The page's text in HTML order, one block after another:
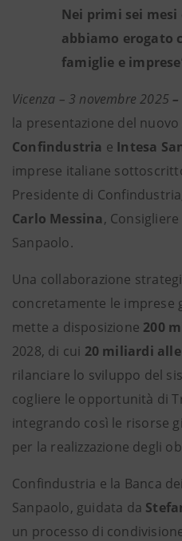
Nei primi sei mesi
abbiamo erogato
famiglie e
Vicenza – 3 novembre 2025 –
la presentazione del
Confindustria e Intesa
imprese italiane
Presidente di
Carlo Messina,
Sanpaolo.
Una collaborazione
concretamente le imprese
mette a disposizione 200
2028, di cui 20 miliardi
rilanciare lo sviluppo del
cogliere le opportunità di
integrando così le risorse
per la realizzazione degli
Confindustria e la Banca
Sanpaolo, guidata da
un processo di